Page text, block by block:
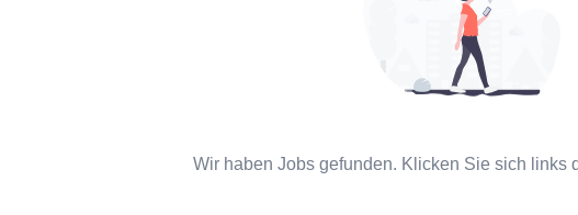
Wir haben Jobs gefunden. Klicken Sie sich links